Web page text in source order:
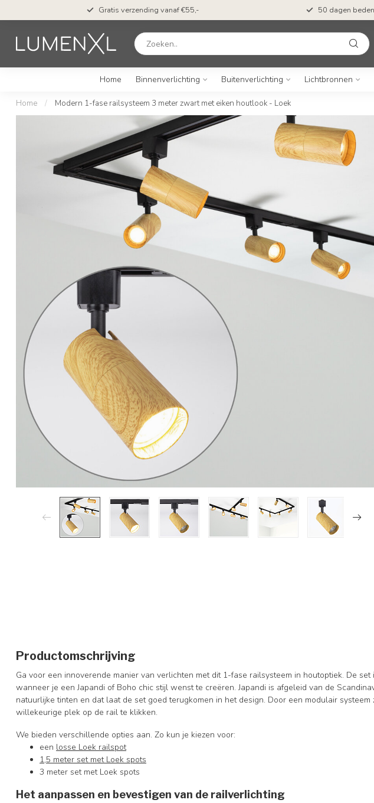
Gratis verzending vanaf €55,- 50 dagen
Home Binnenverlichting Buitenverlichting Lichtbronnen
Home / Modern 1-fase railsysteem 3 meter zwart met eiken houtlook - Loek
Productomschrijving
Ga voor een innoverende manier van verlichten met dit 1-fase railsysteem in houtoptiek. De set
wanneer je een Japandi of Boho chic stijl wenst te creëren. Japandi is afgeleid van de
natuurlijke tinten en dat laat de set goed terugkomen in het design. Door een modulair systeem
willekeurige plek op de rail te klikken.
We bieden verschillende opties aan. Zo kun je kiezen voor:
een losse Loek railspot
1,5 meter set met Loek spots
3 meter set met Loek spots
Het aanpassen en bevestigen van de railverlichting